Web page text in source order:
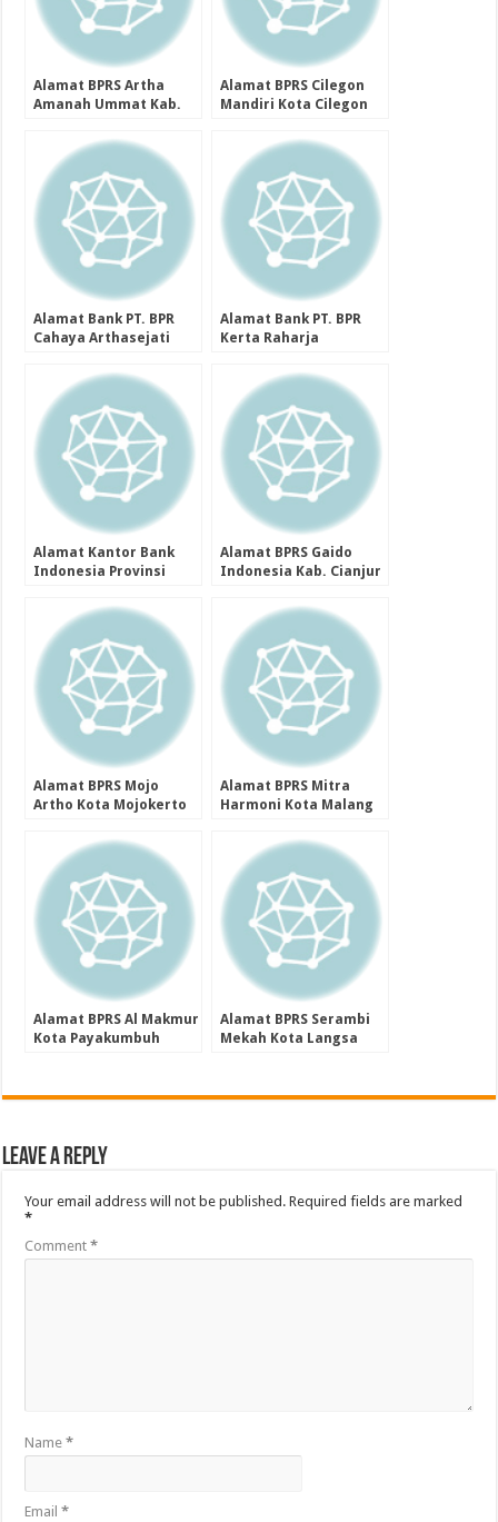
Alamat BPRS Artha
Amanah Ummat Kab.
Jawa Tengah
Alamat BPRS Cilegon
Mandiri Kota Cilegon
Alamat Bank PT. BPR
Cahaya Arthasejati
Provinsi Banten
Alamat Bank PT. BPR
Kerta Raharja
Kab. Tangerang
Provinsi Banten
Alamat Kantor Bank
Indonesia Provinsi
Alamat BPRS Gaido
Indonesia Kab. Cianjur
Alamat BPRS Mojo
Artho Kota Mojokerto
Mojokerto Provinsi
Jawa Timur
Alamat BPRS Mitra
Harmoni Kota Malang
Jawa Timur
Alamat BPRS Al Makmur
Kota Payakumbuh
Alamat BPRS Serambi
Mekah Kota Langsa
Leave a Reply
Your email address will not be published. Required fields are marked
*
Comment*
Name*
Email*